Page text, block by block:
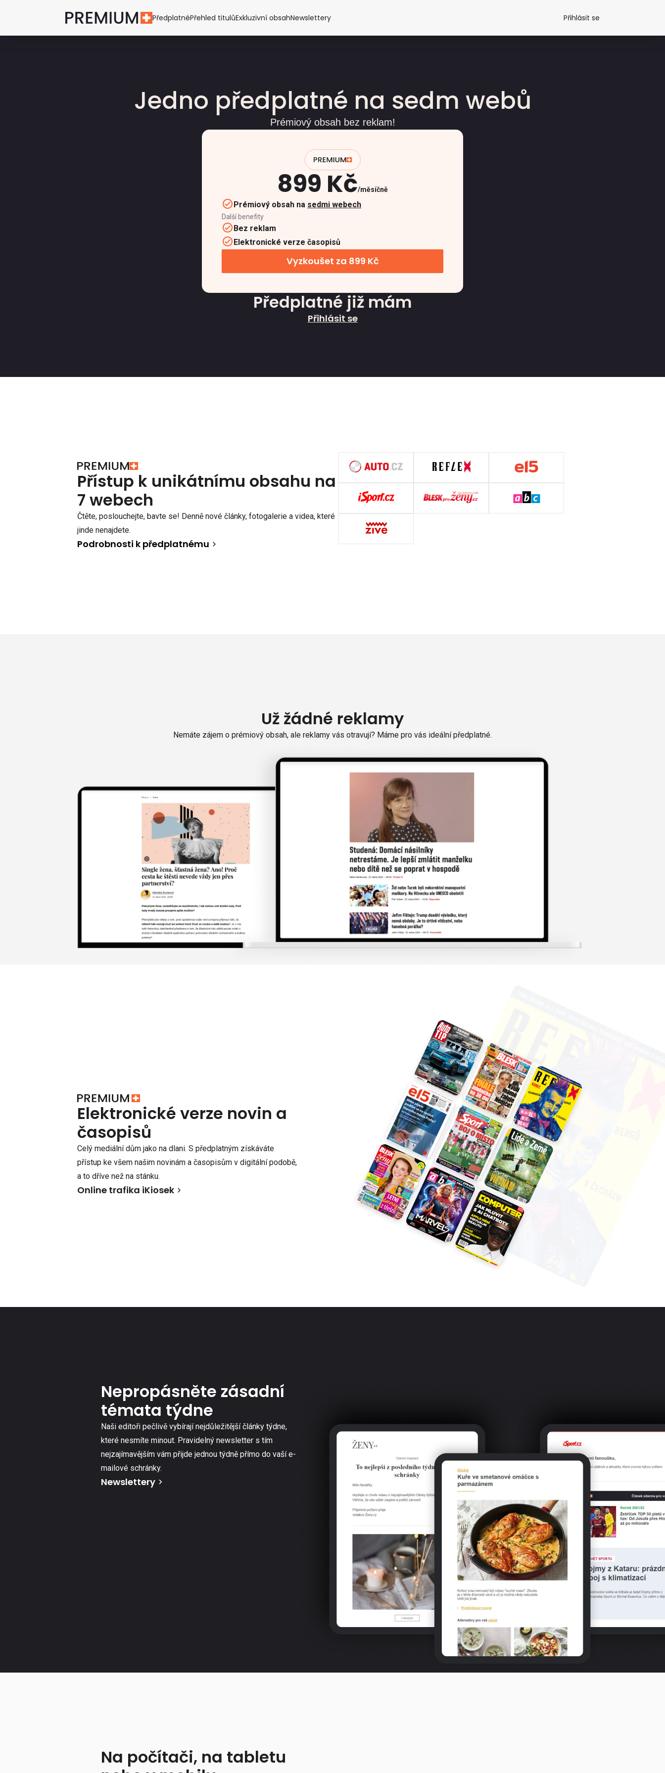
PředplatnéPřehled titulůExkluzivní obsahNewslettery Přihlásit se
Jedno předplatné na sedm webů
Prémiový obsah bez reklam!
899 Kč měsíčně
Prémiový obsah na sedmi webech
Další benefity
Bez reklam
Elektronické verze časopisů
Vyzkoušet za 899 Kč
Předplatné již mám
Přihlásit se
Přístup k unikátnímu obsahu na
7 webech
Čtěte, poslouchejte, bavte se! Denně nové články, fotogalerie a videa, které
jinde nenajdete.
Podrobnosti k předplatnému
Už žádné reklamy
Nemáte zájem o prémiový obsah, ale reklamy vás otravují? Máme pro vás ideální předplatné.
Elektronické verze novin a
časopisů
Celý mediální dům jako na dlani. S předplatným získáváte
přístup ke všem našim novinám a časopisům v digitální podobě,
a to dříve než na stánku.
Online trafika iKiosek
Nepropásněte zásadní
témata týdne
Naši editoři pečlivě vybírají nejdůležitější články týdne,
které nesmíte minout. Pravidelný newsletter s tím
nejzajímavějším vám přijde jednou týdně přímo do vaší e-
mailové schránky.
Newslettery
Na počítači, na tabletu